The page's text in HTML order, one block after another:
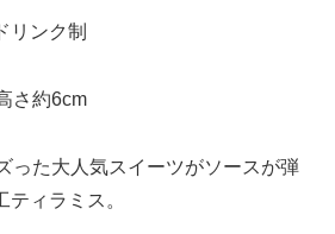
リンク制
さ約6cm
った大人気スイーツがソースが弾
ィラミス。